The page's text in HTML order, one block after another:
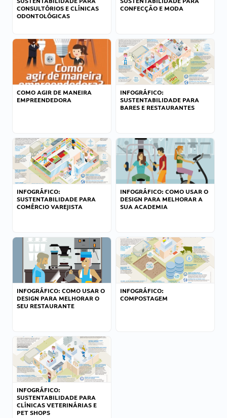
CONSULTÓRIOS E CLÍNICAS
ODONTOLÓGICAS
CONFECÇÃO E MODA
COMO AGIR DE MANEIRA
EMPREENDEDORA
INFOGRÁFICO:
SUSTENTABILIDADE PARA
BARES E RESTAURANTES
INFOGRÁFICO:
SUSTENTABILIDADE PARA
COMÉRCIO VAREJISTA
INFOGRÁFICO: COMO USAR O
DESIGN PARA MELHORAR A
SUA ACADEMIA
INFOGRÁFICO: COMO USAR O
DESIGN PARA MELHORAR O
SEU RESTAURANTE
INFOGRÁFICO:
COMPOSTAGEM
INFOGRÁFICO:
SUSTENTABILIDADE PARA
CLÍNICAS VETERINÁRIAS E
PET SHOPS